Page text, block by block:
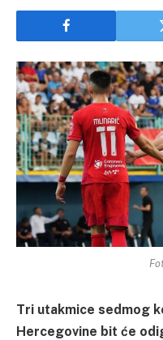
Tri utakmice sedmog
Hercegovine bit će